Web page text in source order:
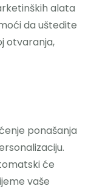
alata
da uštedite
otvaranja,
ponašanja
će
vaše